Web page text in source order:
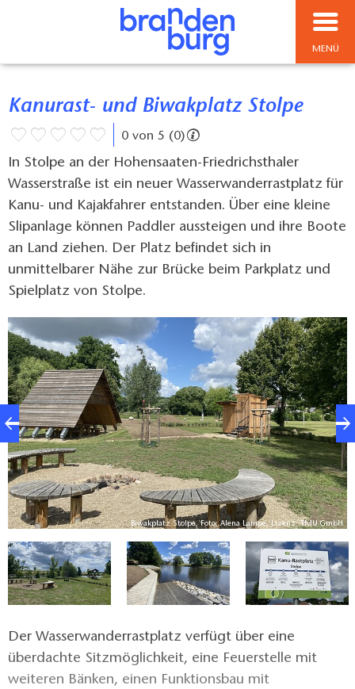
MENÜ
Kanurast- und Biwakplatz Stolpe
0 von 5 (0)
In Stolpe an der Hohensaaten-Friedrichsthaler
Wasserstraße ist ein neuer Wasserwanderrastplatz für
Kanu- und Kajakfahrer entstanden. Über eine kleine
Slipanlage können Paddler aussteigen und ihre Boote
an Land ziehen. Der Platz befindet sich in
unmittelbarer Nähe zur Brücke beim Parkplatz und
Spielplatz von Stolpe.
Biwakplatz Stolpe, Foto: Alena Lampe, Lizenz: TMU GmbH
Der Wasserwanderrastplatz verfügt über eine
überdachte Sitzmöglichkeit, eine Feuerstelle mit
weiteren Bänken, einen Funktionsbau mit